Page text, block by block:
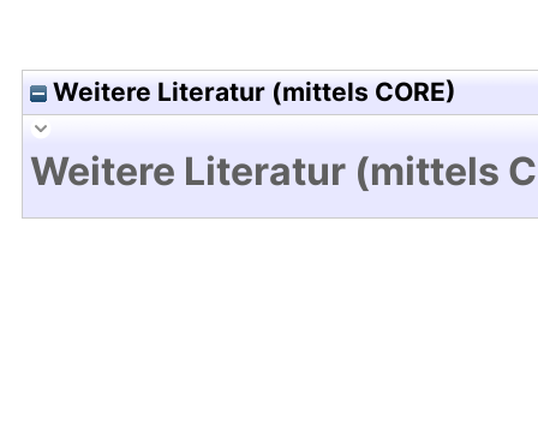
Weitere Literatur (mittels CORE)
Weitere Literatur (mittels